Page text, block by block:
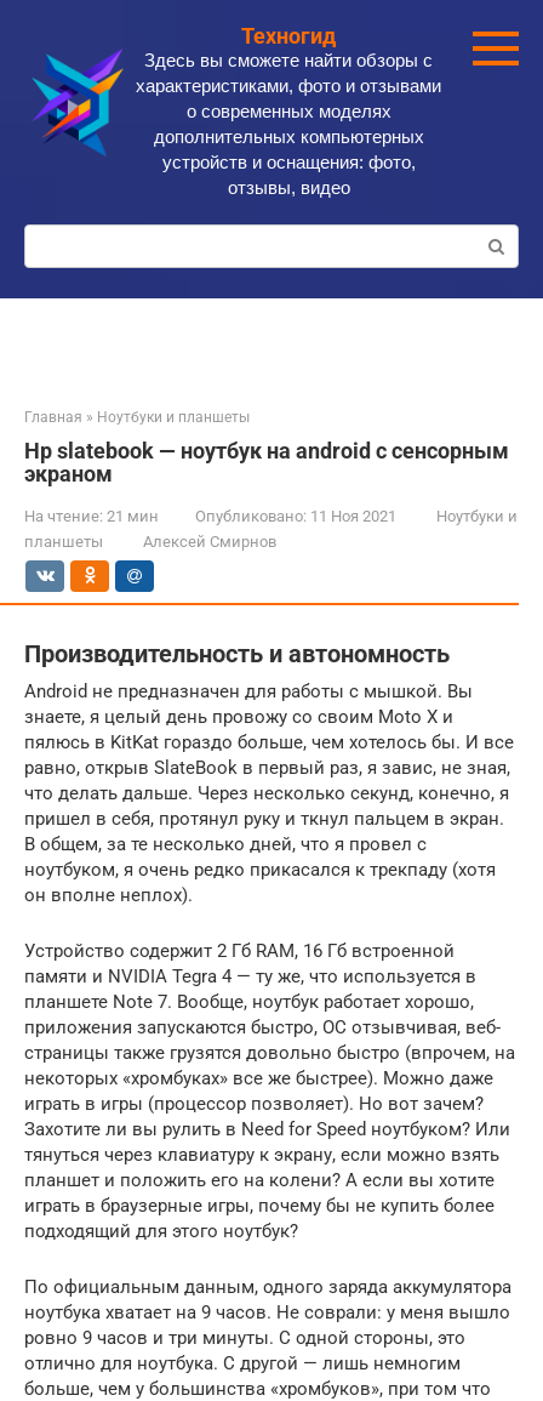
контенту
Техногид
Здесь вы сможете найти обзоры с
характеристиками, фото и отзывами
о современных моделях
дополнительных компьютерных
устройств и оснащения: фото,
отзывы, видео
Поиск:
Главная » Ноутбуки и планшеты
Hp slatebook — ноутбук на android с сенсорным
экраном
На чтение: 21 мин Опубликовано: 11 Ноя 2021
Ноутбуки и
планшеты
Алексей Смирнов
Производительность и автономность
Android не предназначен для работы с мышкой. Вы
знаете, я целый день провожу со своим Moto X и
пялюсь в KitKat гораздо больше, чем хотелось бы. И все
равно, открыв SlateBook в первый раз, я завис, не зная,
что делать дальше. Через несколько секунд, конечно, я
пришел в себя, протянул руку и ткнул пальцем в экран.
В общем, за те несколько дней, что я провел с
ноутбуком, я очень редко прикасался к трекпаду (хотя
он вполне неплох).
Устройство содержит 2 Гб RAM, 16 Гб встроенной
памяти и NVIDIA Tegra 4 — ту же, что используется в
планшете Note 7. Вообще, ноутбук работает хорошо,
приложения запускаются быстро, ОС отзывчивая, веб-
страницы также грузятся довольно быстро (впрочем, на
некоторых «хромбуках» все же быстрее). Можно даже
играть в игры (процессор позволяет). Но вот зачем?
Захотите ли вы рулить в Need for Speed ноутбуком? Или
тянуться через клавиатуру к экрану, если можно взять
планшет и положить его на колени? А если вы хотите
играть в браузерные игры, почему бы не купить более
подходящий для этого ноутбук?
По официальным данным, одного заряда аккумулятора
ноутбука хватает на 9 часов. Не соврали: у меня вышло
ровно 9 часов и три минуты. С одной стороны, это
отлично для ноутбука. С другой — лишь немногим
больше, чем у большинства «хромбуков», при том что